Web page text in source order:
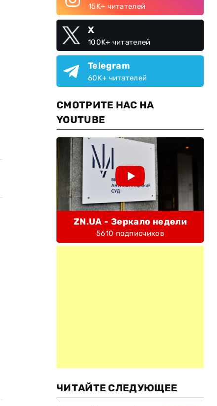
15K+ читателей
X
100K+ читателей
Telegram
60K+ читателей
СМОТРИТЕ НАС НА
YOUTUBE
ZN.UA - Зеркало недели
5610 подписчиков
ЧИТАЙТЕ СЛЕДУЮЩЕЕ